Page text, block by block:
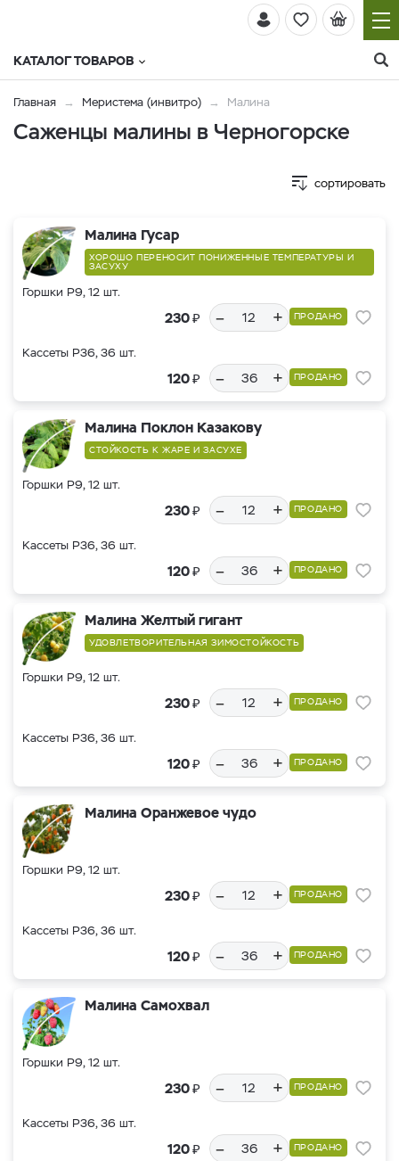
КАТАЛОГ ТОВАРОВ
Главная Меристема (инвитро) Малина
Саженцы малины в Черногорске
сортировать
Малина Гусар
ХОРОШО ПЕРЕНОСИТ ПОНИЖЕННЫЕ ТЕМПЕРАТУРЫ И
ЗАСУХУ
Горшки Р9, 12 шт.
230₽ – + ПРОДАНО
Кассеты Р36, 36 шт.
120₽ – + ПРОДАНО
Малина Поклон Казакову
СТОЙКОСТЬ К ЖАРЕ И ЗАСУХЕ
Горшки Р9, 12 шт.
230₽ – + ПРОДАНО
Кассеты Р36, 36 шт.
120₽ – + ПРОДАНО
Малина Желтый гигант
УДОВЛЕТВОРИТЕЛЬНАЯ ЗИМОСТОЙКОСТЬ
Горшки Р9, 12 шт.
230₽ – + ПРОДАНО
Кассеты Р36, 36 шт.
120₽ – + ПРОДАНО
Малина Оранжевое чудо
Горшки Р9, 12 шт.
230₽ – + ПРОДАНО
Кассеты Р36, 36 шт.
120₽ – + ПРОДАНО
Малина Самохвал
Горшки Р9, 12 шт.
230₽ – + ПРОДАНО
Кассеты Р36, 36 шт.
120₽ – + ПРОДАНО